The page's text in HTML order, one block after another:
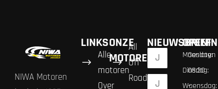
NIWA Motoren
LINKS
Alle
motoren
Over
ONZE
MOTOREN
All
Off
Road
NIEUWSBRIEF
Maandag:
Dinsdag:
Woensdag:
Gesloten
08:30
–